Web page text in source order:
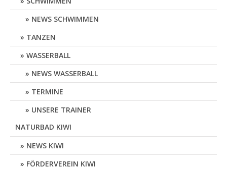
NEWS SCHWIMMEN
TANZEN
WASSERBALL
NEWS WASSERBALL
TERMINE
UNSERE TRAINER
NATURBAD KIWI
NEWS KIWI
FÖRDERVEREIN KIWI